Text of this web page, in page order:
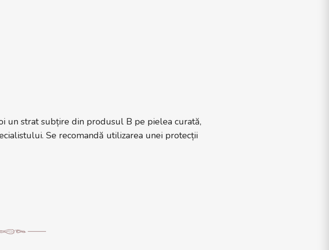
un strat subțire din produsul B pe pielea curată,
Se recomandă utilizarea unei protecții